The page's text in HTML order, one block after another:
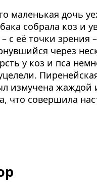
маленькая дочь
собрала коз и
с её точки зрения
через
у коз и пса
измучена жаждой
что совершила